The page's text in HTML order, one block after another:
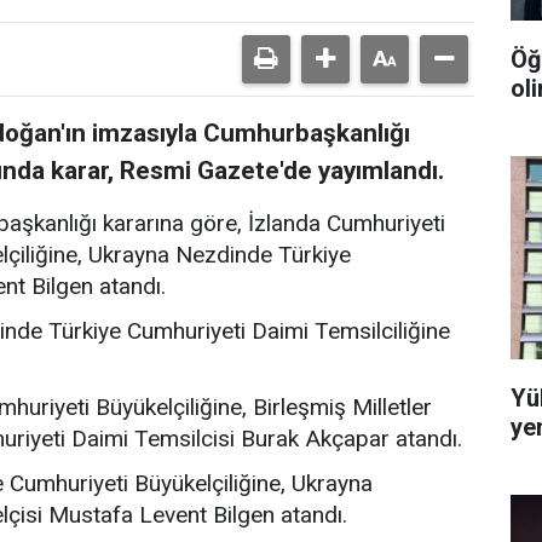
imzasıyla Cumhurbaşkanlığı
karar, Resmi Gazete'de yayımlandı.
kararına göre, İzlanda Cumhuriyeti
Ukrayna Nezdinde Türkiye
Bilgen atandı.
Türkiye Cumhuriyeti Daimi Temsilciliğine
Büyükelçiliğine, Birleşmiş Milletler
Daimi Temsilcisi Burak Akçapar atandı.
Büyükelçiliğine, Ukrayna
Mustafa Levent Bilgen atandı.